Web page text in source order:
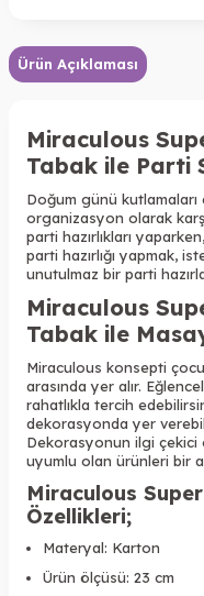
Ürün Açıklaması
Miraculous
Tabak ile Parti
Doğum günü
organizasyon olarak
parti hazırlıkları
parti hazırlığı yapmak,
unutulmaz bir parti
Miraculous
Tabak ile
Miraculous konsepti
arasında yer alır.
rahatlıkla tercih
dekorasyonda yer
Dekorasyonun ilgi çekici
uyumlu olan ürünleri bir
Miraculous
Özellikleri;
Materyal: Karton
Ürün ölçüsü: 23 cm